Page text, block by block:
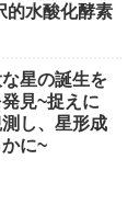
的水酸化酵素
星の誕生を
見~捉えに
し、星形成
に~